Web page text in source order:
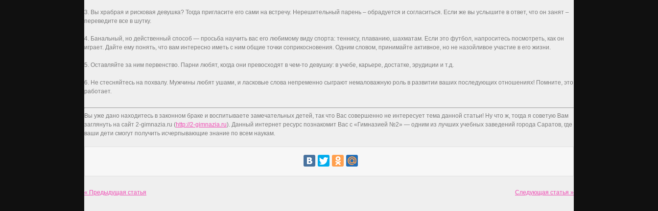
3. Вы храбрая и рисковая девушка? Тогда пригласите его сами на встречу. Нерешительный парень – обрадуется и согласиться. Если же вы услышите в ответ, что он занят –
переведите все в шутку.
4. Банальный, но действенный способ — просьба научить вас его любимому виду спорта: теннису, плаванию, шахматам. Если это футбол, напроситесь посмотреть, как он
играет. Дайте ему понять, что вам интересно иметь с ним общие точки соприкосновения. Одним словом, принимайте активное, но не назойливое участие в его жизни.
5. Оставляйте за ним первенство. Парни любят, когда они превосходят в чем-то девушку: в учебе, карьере, достатке, эрудиции и т.д.
6. Не стесняйтесь на похвалу. Мужчины любят ушами, и ласковые слова непременно сыграют немаловажную роль в развитии ваших последующих отношениях! Помните, это
работает.
Вы уже дано находитесь в законном браке и воспитываете замечательных детей, так что Вас совершенно не интересует тема данной статьи! Ну что ж, тогда я советую Вам
заглянуть на сайт 2-gimnazia.ru (http://2-gimnazia.ru). Данный интернет ресурс познакомит Вас с «Гимназией №2» — одним из лучших учебных заведений города Саратов, где
ваши дети смогут получить исчерпывающие знание по всем наукам.
« Предыдущая статья Следующая статья »